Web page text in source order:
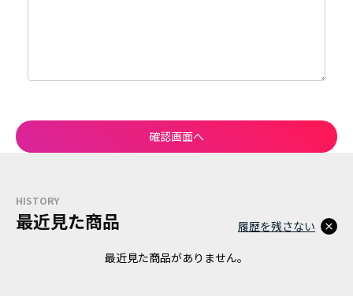
HISTORY
最近見た商品
最近見た商品がありません。
履歴を残さない